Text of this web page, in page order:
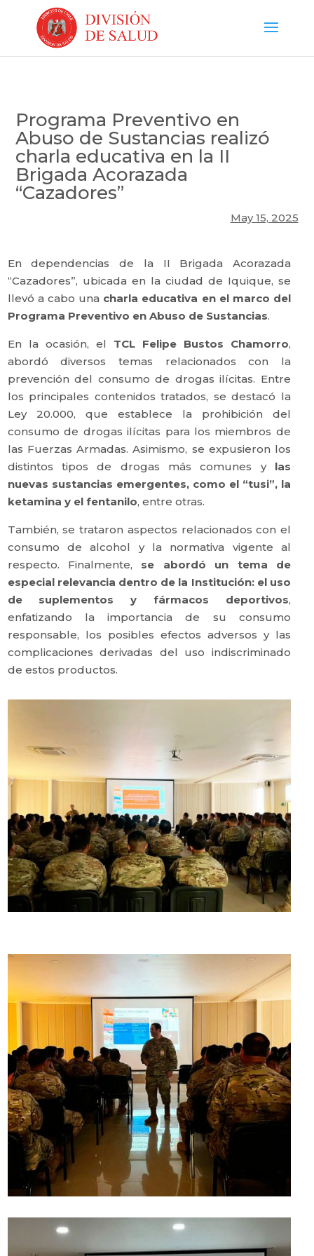
Programa Preventivo en
Abuso de Sustancias realizó
charla educativa en la II
Brigada Acorazada
“Cazadores”
May 15, 2025
​En dependencias de la II Brigada Acorazada
“Cazadores”, ubicada en la ciudad de Iquique, se
llevó a cabo una charla educativa en el marco del
Programa Preventivo en Abuso de Sustancias.
En la ocasión, el TCL Felipe Bustos Chamorro,
abordó diversos temas relacionados con la
prevención del consumo de drogas ilícitas. Entre
los principales contenidos tratados, se destacó la
Ley 20.000, que establece la prohibición del
consumo de drogas ilícitas para los miembros de
las Fuerzas Armadas. Asimismo, se expusieron los
distintos tipos de drogas más comunes ylas
nuevas sustancias emergentes, como el “tusi”, la
ketamina y el fentanilo, entre otras.
También, se trataron aspectos relacionados con el
consumo de alcohol y la normativa vigente al
respecto. Finalmente, se abordó un tema de
especial relevancia dentro de la Institución: el uso
de suplementos y fármacos deportivos,
enfatizando la importancia de su consumo
responsable, los posibles efectos adversos y las
complicaciones derivadas del uso indiscriminado
de estos productos.